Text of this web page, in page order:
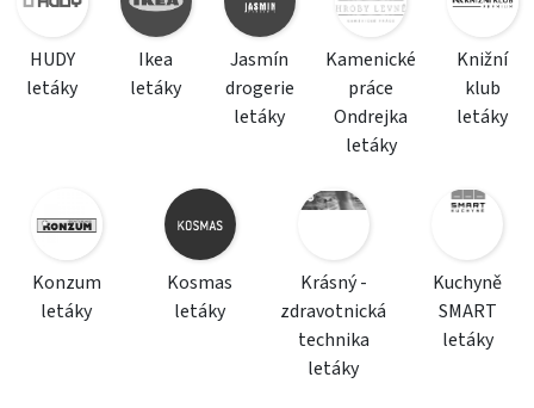
HUDY
letáky
Ikea
letáky
Jasmín
drogerie
letáky
Kamenické
práce
Ondrejka
letáky
Knižní
klub
letáky
Konzum
letáky
Kosmas
letáky
Krásný -
zdravotnická
technika
letáky
Kuchyně
SMART
letáky